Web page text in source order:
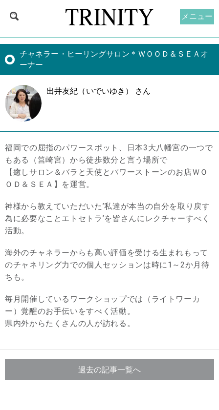
チャネラー・ヒーリングサロン＊ＷＯＯＤ＆ＳＥＡオ
ーナー
出井友紀（いでいゆき） さん
福岡での屈指のパワースポット、日本3大八幡宮の一つで
もある（筥崎宮）から徒歩数分と言う場所で
【癒しサロン＆バラと天使とパワーストーンのお店ＷＯ
ＯＤ＆ＳＥＡ】を運営。
神様から教えていただいた’私達が本当の自分を取り戻す
為に必要なことエトセトラ’を皆さんにレクチャーすべく
活動。
海外のチャネラーからも高い評価を受ける生まれもって
のチャネリング力での個人セッションは時に1～2か月待
ちも。
毎月開催しているワークショップでは（ライトワーカ
ー）覚醒のお手伝いをすべく活動。
県内外からたくさんの人が訪れる。
過去の記事一覧へ
メニュー